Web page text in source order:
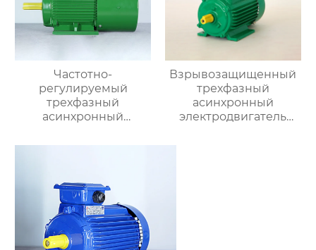
Частотно-
регулируемый
трехфазный
асинхронный
Взрывозащищенный
трехфазный
асинхронный
электродвигатель